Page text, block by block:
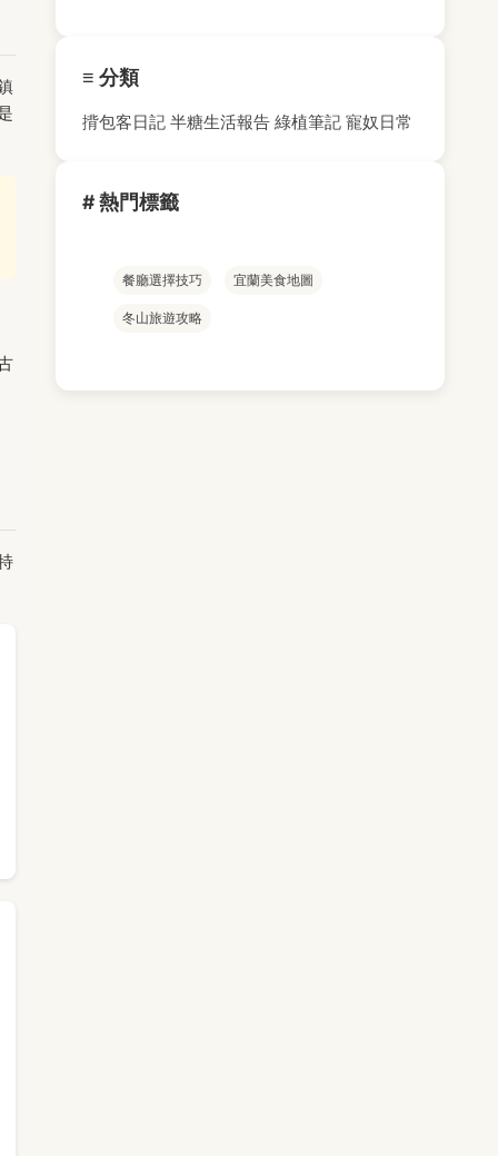
≡ 分類
揹包客日記 半糖生活報告 綠植筆記 寵奴日常
# 熱門標籤
餐廳選擇技巧 宜蘭美食地圖
冬山旅遊攻略